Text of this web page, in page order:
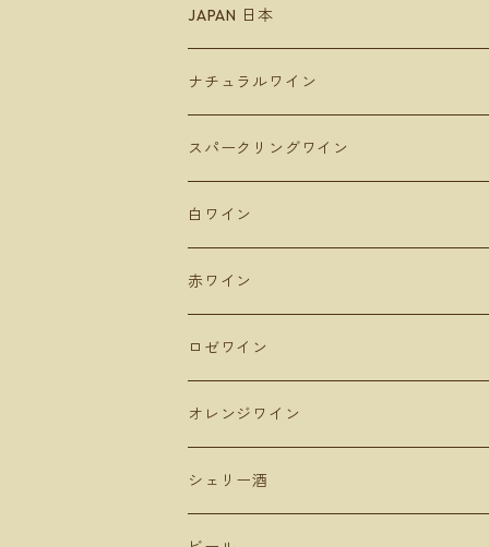
Raúl Pérez
バレンシア地方
ラ・マンチャ地方
アンダルシア地方
マドリード
シエラ・デ・グレドス
Uvas Felices COMANDO G
アラゴン
ムルシア
アルザス
ジュラ
JAPAN 日本
Hokkaido 北海道
Domaine Takahiko ドメーヌタカヒコ
De Montille & Hokkaido ドモンティーユ
山田堂
Lowbrow Craft
青森
サンマモルワイナリー
新潟
ドメーヌショオ
カーブドッチ
山形
タケダワイナリー
長野
マンズワイン 小諸ワイナリー
テールドシエル
山梨
ドメーヌヒデ
くらむぼん
岡山
コルトラーダ
ナチュラルワイン
スパークリングワイン
白ワイン
赤ワイン
ピノ・ノワール
ガルナッチャ グルナッシュ
メルロー
ロゼワイン
オレンジワイン
シェリー酒